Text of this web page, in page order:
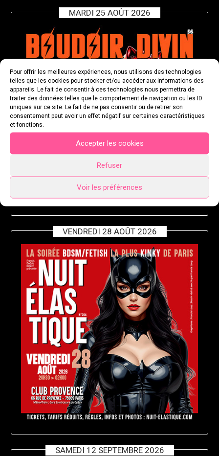
Pour offrir les meilleures expériences, nous utilisons des technologies
telles que les cookies pour stocker et/ou accéder aux informations des
appareils. Le fait de consentir à ces technologies nous permettra de
traiter des données telles que le comportement de navigation ou les ID
uniques sur ce site. Le fait de ne pas consentir ou de retirer son
consentement peut avoir un effet négatif sur certaines caractéristiques
et fonctions.
Accepter les cookies
Refuser
Voir les préférences
MARDI 25 AOÛT 2026
VENDREDI 28 AOÛT 2026
SAMEDI 12 SEPTEMBRE 2026